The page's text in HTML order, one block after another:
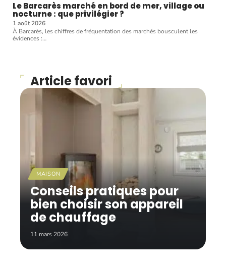
Le Barcarès marché en bord de mer, village ou
nocturne : que privilégier ?
1 août 2026
À Barcarès, les chiffres de fréquentation des marchés bousculent les
évidences :…
Article favori
MAISON
Conseils pratiques pour
bien choisir son appareil
de chauffage
11 mars 2026